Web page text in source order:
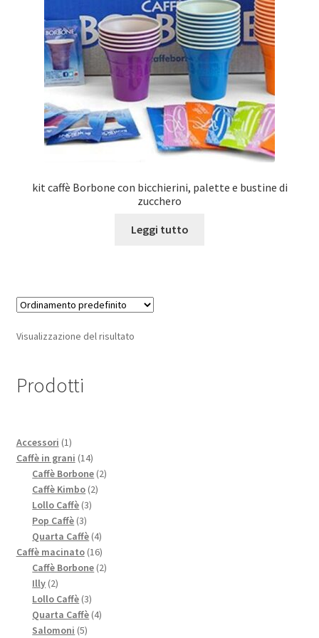
kit caffè Borbone con bicchierini, palette e bustine di
zucchero
Leggi tutto
Visualizzazione del risultato
Prodotti
Accessori 11
prodotto
Caffè in grani 1414
prodotti
Caffè Borbone 22
Caffè Kimbo 22
Lollo Caffè 33
Pop Caffè 33
prodotti
Quarta Caffè 44
prodotti
Caffè macinato 1616
prodotti
Caffè Borbone 22
Illy 22
prodotti
Lollo Caffè 33
prodotti
Quarta Caffè 44
Salomoni 55